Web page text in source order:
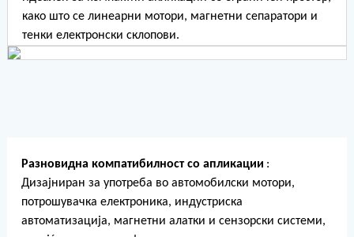
како што се линеарни мотори, магнетни сепаратори и
тенки електронски склопови.
Разновидна компатибилност со апликации :
Дизајниран за употреба во автомобилски мотори,
потрошувачка електроника, индустриска
автоматизација, магнетни алатки и сензорски системи,